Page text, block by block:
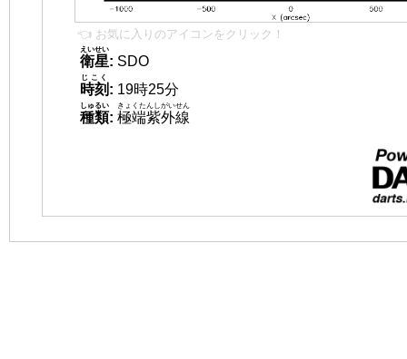
👈 お気に入りのアイコンをクリック！
衛星
えいせい
: SDO
時刻
じこく
: 19時25分
種類
しゅるい
: 極端紫外線
きょくたんしがいせん